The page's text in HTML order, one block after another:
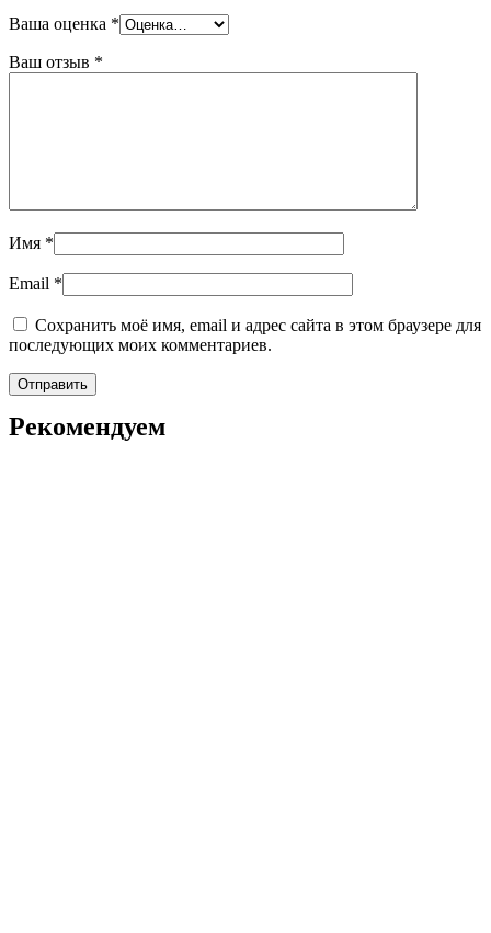
Ваша оценка *
Ваш отзыв *
Имя *
Email *
Сохранить моё имя, email и адрес сайта в этом браузере для
последующих моих комментариев.
Рекомендуем